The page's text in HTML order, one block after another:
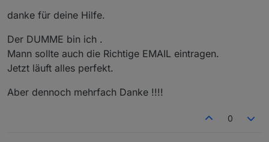
letzten und dann im Logfile schauen, was da so steht
danke für deine Hilfe.
Der DUMME bin ich .
Mann sollte auch die Richtige EMAIL eintragen.
Jetzt läuft alles perfekt.
Aber dennoch mehrfach Danke !!!!
0